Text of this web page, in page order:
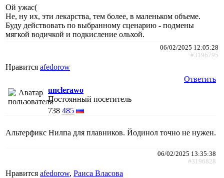
Ой ужас(
Не, ну их, эти лекарства, тем более, в маленьком объеме.
Буду действовать по выбранному сценарию - подмены
мягкой водичкой и подкисление ольхой.
06/02/2025 12:05:28
#3196795
Нравится afedorow
Ответить
unclerawo
Постоянный посетитель
738 485
Альтерфикс Нилпа для плавников. Йодинол точно не нужен.
06/02/2025 13:35:38
#3196828
Нравится afedorow, Раиса Власова